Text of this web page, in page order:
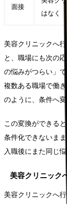
面接
はなく
美容クリニックへ
と、職場にも次の
の悩みがつらい」
複数ある職場で働
のように、条件へ変
この変換ができる
条件化できないま
入職後にまた同じ
美容クリニック
美容クリニックへ